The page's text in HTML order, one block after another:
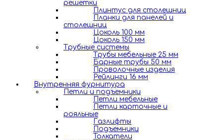
решетки
Плинтус для столешниц
Планки для панелей и
столешниц
Цоколь 100 мм
Цоколь 150 мм
Трубные системы
Трубы мебельные 25 мм
Барные трубы 50 мм
Проволочные изделия
Рейлинги 16 мм
Внутренняя фурнитура
Петли и подъемники
Петли мебельные
Петли карточные и
рояльные
Газлифты
Подъемники
Толкатели